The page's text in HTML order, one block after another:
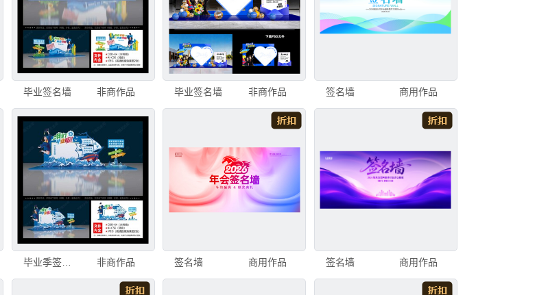
毕业签名墙 非商作品 毕业签名墙 非商作品 签名墙 商用作品
毕业季签名墙 非商作品 签名墙 商用作品 签名墙 商用作品